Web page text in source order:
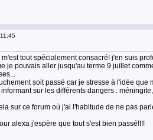
tout spécialement consacré! j'en suis
je pouvais aller jusqu'au terme 9 juillet
soit passé car je stresse à l'idée
sur les différents dangers :
sur ce forum où j'ai l'habitude de ne pas
alexa j'espère que tout s'est bien passé!!!!